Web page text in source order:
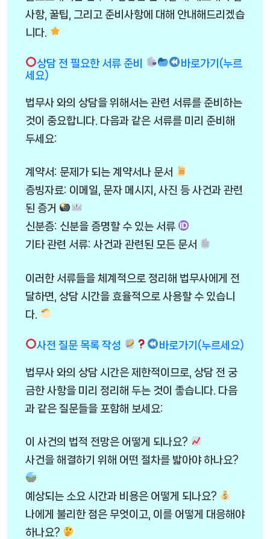
사항, 꿀팁, 그리고 준비사항에 대해 안내해드리겠습
니다.
상담 전 필요한 서류 준비
바로가기(누르
세요)
법무사 와의 상담을 위해서는 관련 서류를 준비하는
것이 중요합니다. 다음과 같은 서류를 미리 준비해
두세요:
계약서: 문제가 되는 계약서나 문서
증빙자료: 이메일, 문자 메시지, 사진 등 사건과 관련
된 증거
신분증: 신분을 증명할 수 있는 서류
기타 관련 서류: 사건과 관련된 모든 문서
이러한 서류들을 체계적으로 정리해 법무사에게 전
달하면, 상담 시간을 효율적으로 사용할 수 있습니
다.
사전 질문 목록 작성 바로가기(누르세요)
법무사 와의 상담 시간은 제한적이므로, 상담 전 궁
금한 사항을 미리 정리해 두는 것이 좋습니다. 다음
과 같은 질문들을 포함해 보세요:
이 사건의 법적 전망은 어떻게 되나요?
사건을 해결하기 위해 어떤 절차를 밟아야 하나요?
예상되는 소요 시간과 비용은 어떻게 되나요?
나에게 불리한 점은 무엇이고, 이를 어떻게 대응해야
하나요?